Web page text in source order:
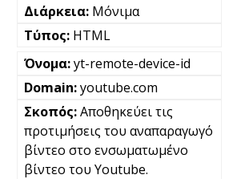
Μόνιμα
HTML
yt-remote-device-id
youtube.com
Αποθηκεύει τις
προτιμήσεις του αναπαραγωγό
βίντεο στο ενσωματωμένο
βίντεο του Youtube.